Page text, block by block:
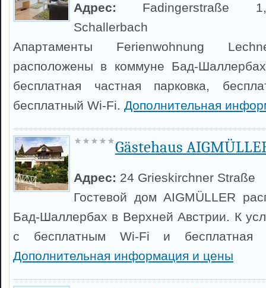
Адрес: Fadingerstraße
Schallerbach
Апартаменты Ferienwohnung
расположены в коммуне Бад-
бесплатная частная парковка,
бесплатный Wi-Fi. Дополнительная
Gästehaus
Адрес: 24 Grieskirchner Straße
Гостевой дом AIGMÜLLER
Бад-Шаллербах в Верхней Австрии. К
с бесплатным Wi-Fi и бесплатная
Дополнительная информация и цены